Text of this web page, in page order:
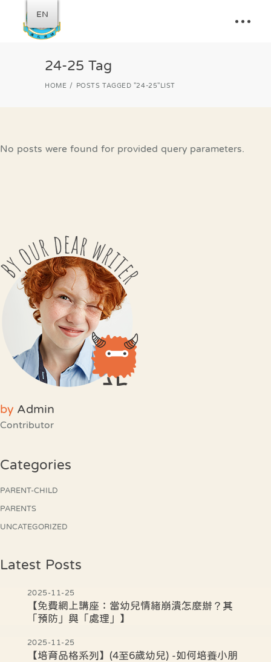
24-25 Tag
HOME POSTS TAGGED "24-25" LIST
No posts were found for provided query parameters.
by Admin
Contributor
Categories
PARENT-CHILD
PARENTS
UNCATEGORIZED
Latest Posts
2025-11-25
【免費網上講座：當幼兒情緒崩潰怎麼辦？其
「預防」與「處理」】
2025-11-25
【培育品格系列】(4至6歲幼兒) -如何培養小朋
EN